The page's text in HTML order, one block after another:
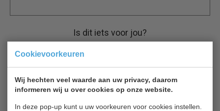
Cookievoorkeuren
Wij hechten veel waarde aan uw privacy, daarom
informeren wij u over cookies op onze website.
In deze pop-up kunt u uw voorkeuren voor cookies instellen.
Is dit iets voor jou?
Saladette
€ 775,00 € 620,00
Saladette bekijken